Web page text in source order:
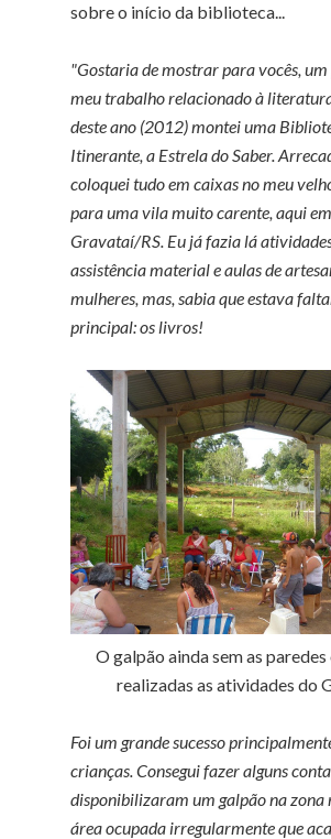
sobre o início da biblioteca...
"Gostaria de mostrar para vocês, um
meu trabalho relacionado à
deste ano (2012) montei uma
Itinerante, a Estrela do Saber.
coloquei tudo em caixas no meu
para uma vila muito carente, aqui em
Gravataí/RS. Eu já fazia lá
assistência material e aulas de
mulheres, mas, sabia que estava
principal: os livros!
O galpão ainda sem as paredes
realizadas as atividades do
Foi um grande sucesso
crianças.Consegui fazer alguns
disponibilizaram um galpão na zona
área ocupada irregularmente que